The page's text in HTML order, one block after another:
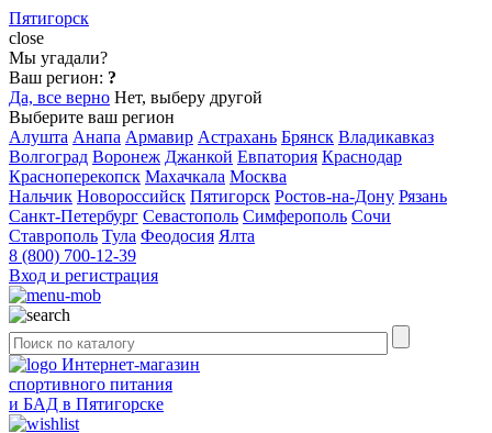
Пятигорск
close
Мы угадали?
Ваш регион: ?
Да, все верно Нет, выберу другой
Выберите ваш регион
Алушта Анапа Армавир Астрахань Брянск Владикавказ
Волгоград Воронеж Джанкой Евпатория Краснодар
Красноперекопск Махачкала Москва
Нальчик Новороссийск Пятигорск Ростов-на-Дону Рязань
Санкт-Петербург Севастополь Симферополь Сочи
Ставрополь Тула Феодосия Ялта
8 (800) 700-12-39
Вход и регистрация
Интернет-магазин
спортивного питания
и БАД в Пятигорске